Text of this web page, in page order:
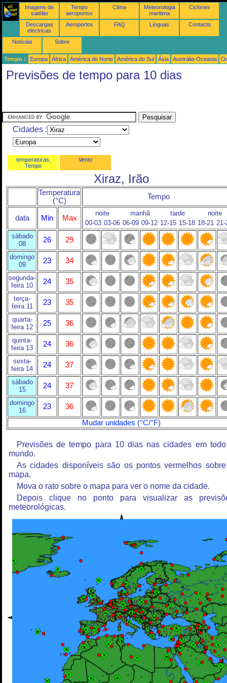
Imagens de
satélite
Tempo
aeroportos
Clima
Meteorologia
maritima
Ciclones
Descargas
eléctricas
Aeroportos FAQ Línguas Contacto
Notícias Sobre
Tempo : Europa África América do Norte América do Sul Ásia Austrália-Oceania
Previsões de tempo para 10 dias
Cidades :
temperaturas,
Tempo
Vento
Xiraz, Irão
Temperatura
(°C)
Tempo
data Min Max
noite manhã tarde
noite
00-03 03-06 06-09 09-12 12-15 15-18 18-21 21-
sábado
08
26 29
domingo
09
23 34
segunda-
feira 10
24 35
terça-
feira 11
23 35
quarta-
feira 12
25 36
quinta-
feira 13
24 36
sexta-
feira 14
24 37
sábado
15
24 37
domingo
16
23
36
Mudar unidades (°C/°F)
Previsões de tempo para 10 dias nas cidades em
mundo.
As cidades disponíveis são os pontos vermelhos
mapa.
Mova o rato sobre o mapa para ver o nome da cidade.
Depois clique no ponto para visualizar as
meteorológicas.